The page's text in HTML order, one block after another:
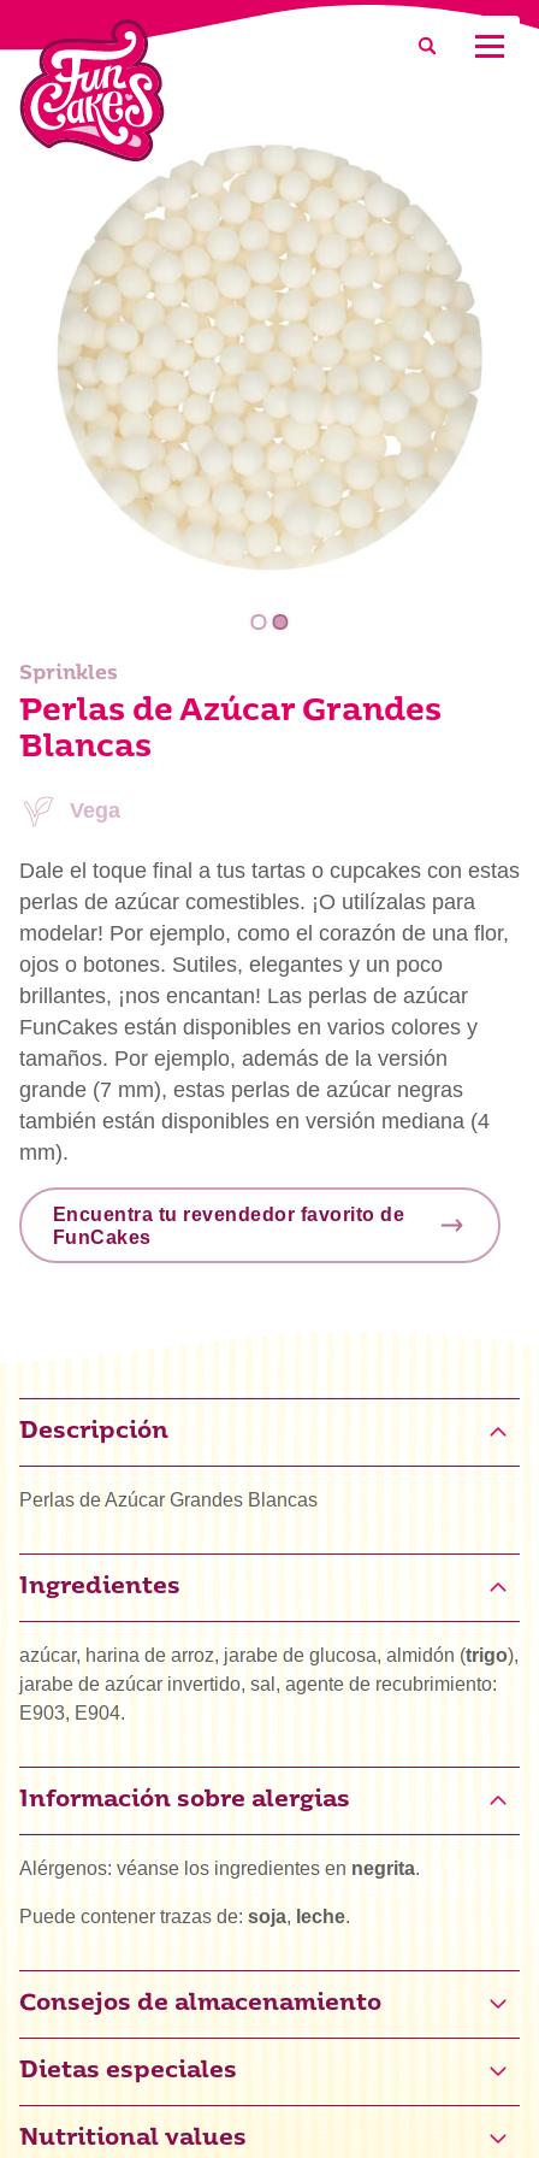
¿Qué estás buscando?
Buscar
Sprinkles
Perlas de Azúcar Grandes
Blancas
Vega
Dale el toque final a tus tartas o cupcakes con estas
perlas de azúcar comestibles. ¡O utilízalas para
modelar! Por ejemplo, como el corazón de una flor,
ojos o botones. Sutiles, elegantes y un poco
brillantes, ¡nos encantan! Las perlas de azúcar
FunCakes están disponibles en varios colores y
tamaños. Por ejemplo, además de la versión
grande (7 mm), estas perlas de azúcar negras
también están disponibles en versión mediana (4
mm).
Encuentra tu revendedor favorito de
FunCakes
Descripción
Perlas de Azúcar Grandes Blancas
Ingredientes
azúcar, harina de arroz, jarabe de glucosa, almidón (trigo),
jarabe de azúcar invertido, sal, agente de recubrimiento:
E903, E904.
Información sobre alergias
Alérgenos: véanse los ingredientes en negrita.
Puede contener trazas de: soja, leche.
Consejos de almacenamiento
Dietas especiales
Vega
Nutritional values